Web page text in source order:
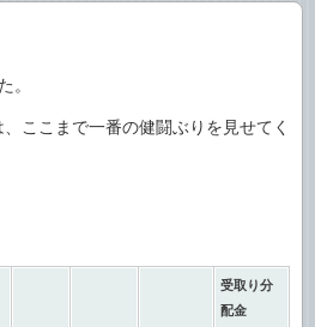
。
ここまで一番の健闘ぶりを見せてく
受取り分
配金